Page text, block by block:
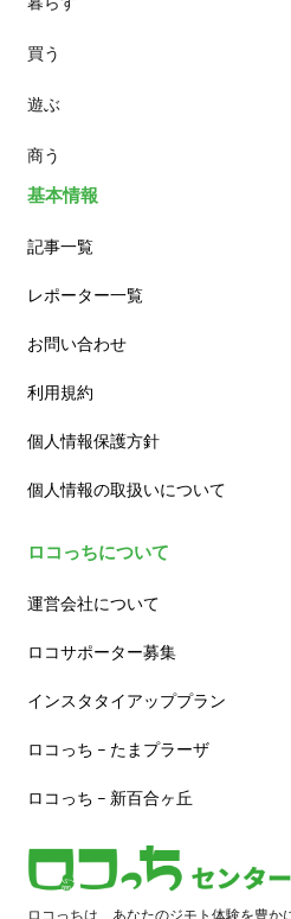
ランチ
カフェ
買う
遊ぶ
商う
基本情報
記事一覧
レポーター一覧
お問い合わせ
利用規約
個人情報保護方針
個人情報の取扱いについて
ロコっちについて
運営会社について
ロコサポーター募集
インスタタイアッププラン
ロコっち – たまプラーザ
ロコっち – 新百合ヶ丘
ロコっちは、あなたのジモト体験を豊か